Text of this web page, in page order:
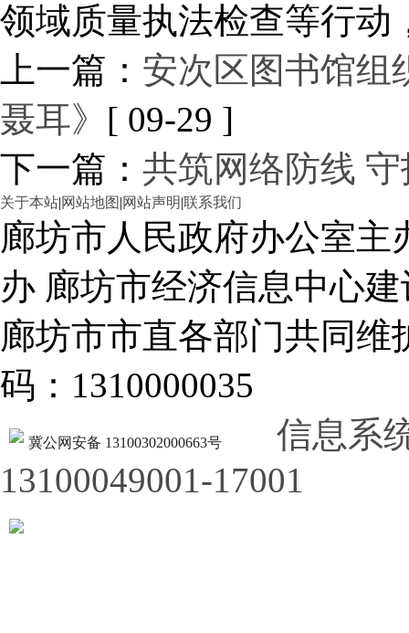
领域质量执法检查等行动
上一篇： 安次区图书馆组
聂耳》 [ 09-29 ]
下一篇： 共筑网络防线
关于本站|网站地图 |网站声明|联系我们
廊坊市人民政府办公室
办 廊坊市经济信息中心建
廊坊市市直各部门共同
码：1310000035
冀公网安备 13100302000663号
信息系
13100049001-17001